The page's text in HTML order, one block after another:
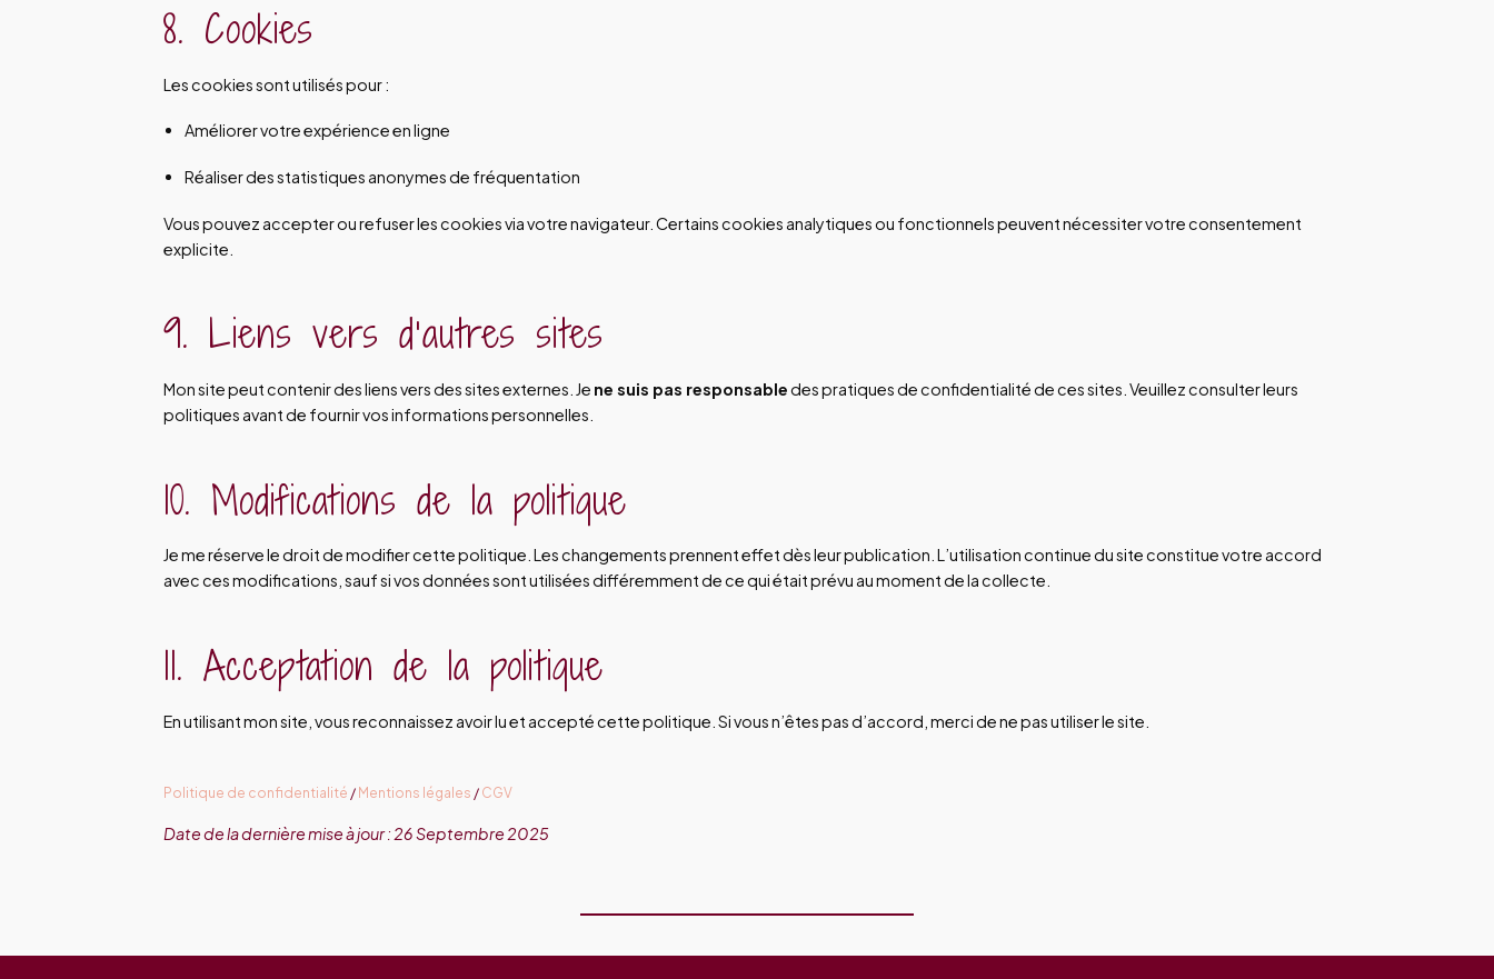
8. Cookies
Les cookies sont utilisés pour :
Améliorer votre expérience en ligne
Réaliser des statistiques anonymes de fréquentation
Vous pouvez accepter ou refuser les cookies via votre navigateur. Certains cookies analytiques ou fonctionnels peuvent nécessiter votre consentement
explicite.
9. Liens vers d’autres sites
Mon site peut contenir des liens vers des sites externes. Je ne suis pas responsabledes pratiques de confidentialité de ces sites. Veuillez consulter leurs
politiques avant de fournir vos informations personnelles.
10. Modifications de la politique
Je me réserve le droit de modifier cette politique. Les changements prennent effet dès leur publication. L’utilisation continue du site constitue votre accord
avec ces modifications, sauf si vos données sont utilisées différemment de ce qui était prévu au moment de la collecte.
11. Acceptation de la politique
En utilisant mon site, vous reconnaissez avoir lu et accepté cette politique. Si vous n’êtes pas d’accord, merci de ne pas utiliser le site.
Politique de confidentialité / Mentions légales / CGV
Date de la dernière mise à jour : 26 Septembre 2025